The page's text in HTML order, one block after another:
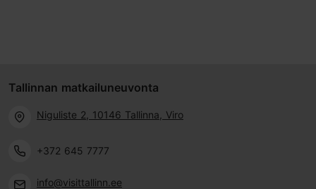
Tallinnan matkailuneuvonta
Niguliste 2, 10146 Tallinna, Viro
+372 645 7777
info@visittallinn.ee